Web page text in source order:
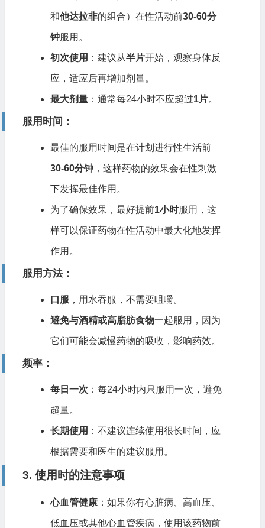
和他达拉非的组合）在性活动前30-60分
钟服用。
初次使用 ：建议从半片开始，观察身体反
应，适应后再增加剂量。
最大剂量：通常每24小时不应超过1片。
服用时间 ：
最佳的服用时间是在计划进行性生活前
30-60分钟，这样药物的效果会在性刺激
下发挥最佳作用。
为了确保效果，最好提前1小时服用，这
样可以保证药物在性活动中最大化地发挥
作用。
服用方法：
口服 ，用水吞服，不需要咀嚼。
避免与酒精或高脂肪食物一起服用，因为
它们可能会减慢药物的吸收，影响药效。
频率：
每日一次 ：每24小时内只服用一次，避免
超量。
长期使用 ：不建议连续使用很长时间，应
根据需要和医生的建议服用。
3. 使用时的注意事项
心血管健康：如果你有心脏病、高血压、
低血压或其他心血管疾病，使用该药物前